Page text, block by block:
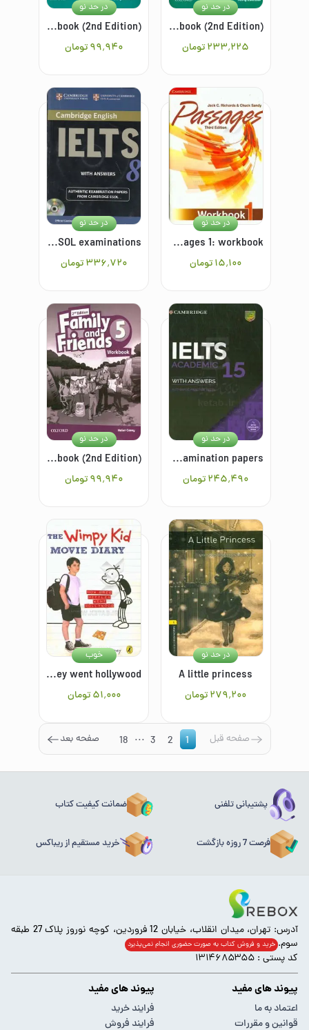
Family and friends 6: class book (2nd Edition)
۲۳۳٬۲۲۵تومان
در حد نو
Family and friends 6: workbook (2nd Edition)
۹۹٬۹۴۰تومان
در حد نو
Passages 1: workbook
۱۵٬۱۰۰تومان
در حد نو
Cambridge IELTS 8: examination papers from university of Cambridge ESOL examinations
۳۳۶٬۷۲۰تومان
در حد نو
Cambridge English IELTS ۱۵: academic with answers authentic examination papers
۲۴۵٬۴۹۰تومان
در حد نو
Family and friends 5: workbook (2nd Edition)
۹۹٬۹۴۰تومان
در حد نو
A little princess
۲۷۹٬۲۰۰تومان
در حد نو
The Wimpy kid movie diary: how greg heffley went hollywood
۵۱٬۰۰۰ تومان
خوب
صفحه قبل 1
2
3
...
18 صفحه بعد
پشتیبانی تلفنی ضمانت کیفیت کتاب
فرصت 7 روزه بازگشت خرید مستقیم از ریباکس
آدرس: تهران، میدان انقلاب، خیابان 12 فروردین، کوچه نوروز پلاک 27 طبقه
سوم. خرید و فروش کتاب به صورت حضوری انجام‌ نمی‌پذیرد
کد پستی : ۱۳۱۴۶۸۵۳۵۵
پیوند های مفید
اعتماد به ما
قوانین و مقررات
پیوند های مفید
فرایند خرید
فرایند فروش